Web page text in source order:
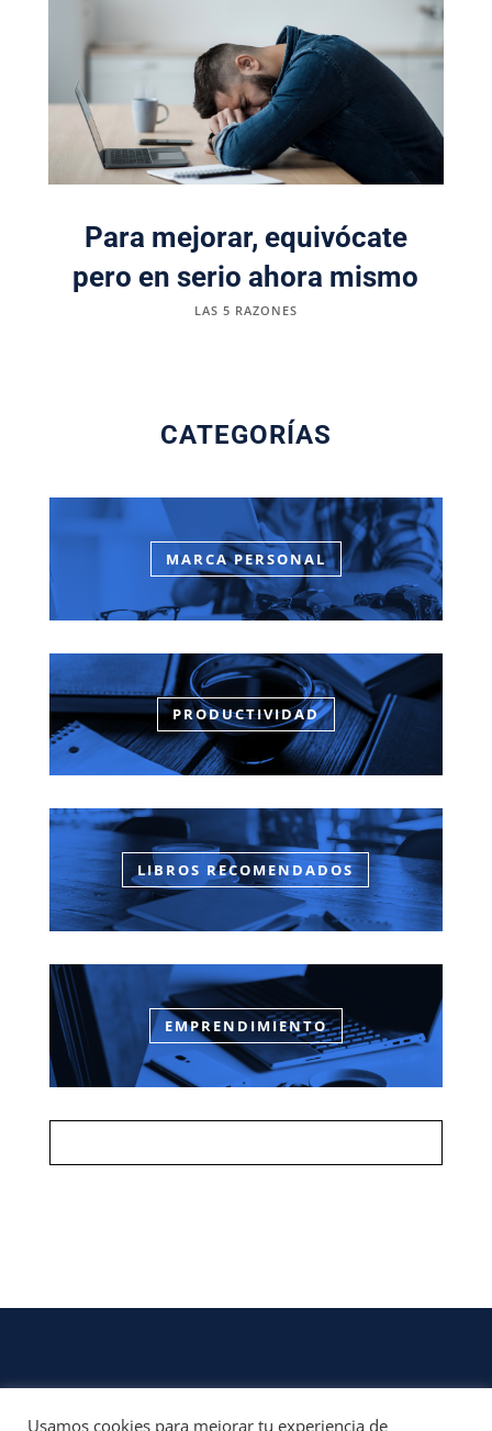
Para mejorar, equivócate
pero en serio ahora mismo
LAS 5 RAZONES
CATEGORÍAS
MARCA PERSONAL
PRODUCTIVIDAD
LIBROS RECOMENDADOS
EMPRENDIMIENTO
Usamos cookies para mejorar tu experiencia de